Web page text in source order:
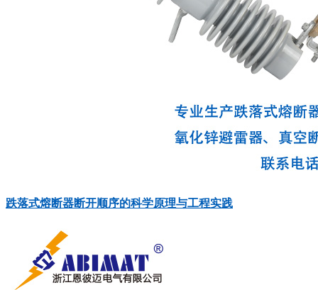
‍‌​​‌‌​‌​‍‌​​​‌‌​​‍‌​​​‌​‌​‍‌​​‌​​‌​‍‌​‌‌​‌‌‌‍‌​​‌‌​‌​‍‌​‌‌​‌​‌‍‌​​‌‌​‌‌‍‌‌​​‌​‌‌‍‌‌​​‌‌‌​‍‌​‌​‌​​‌‍‌​​‌​‌​‌‍‌​‌​​‌​‌‍‌​​‌​​​​‍‌​​‌‌​‌​‍‌​‌‌‌‌‌​‍‌​‌‌‌​‌‌‍‌‌​​‌‌​‌‍‌​​​‌​‌‌‍‌​​‌​​​‌‍‌​​‌‌‌​​跌落式熔断器断开顺序的科学原理与工程实践